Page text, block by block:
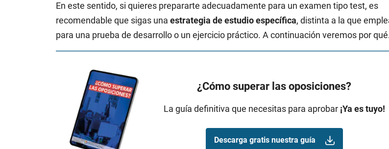
En este sentido, si quieres prepararte adecuadamente para un examen tipo test, es
recomendable que sigas una estrategia de estudio específica, distinta a la que
para una prueba de desarrollo o un ejercicio práctico. A continuación veremos por
¿Cómo superar las oposiciones?
La guía definitiva que necesitas para aprobar ¡Ya es tuyo!
Descarga gratis nuestra guía